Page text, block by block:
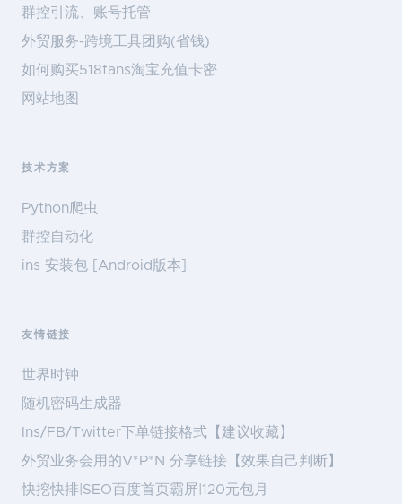
群控引流、账号托管
外贸服务-跨境工具团购(省钱)
如何购买518fans淘宝充值卡密
网站地图
技术方案
Python爬虫
群控自动化
ins 安装包 [Android版本]
友情链接
世界时钟
随机密码生成器
Ins/FB/Twitter下单链接格式【建议收藏】
外贸业务会用的V*P*N 分享链接【效果自己判断】
快挖快排|SEO百度首页霸屏|120元包月